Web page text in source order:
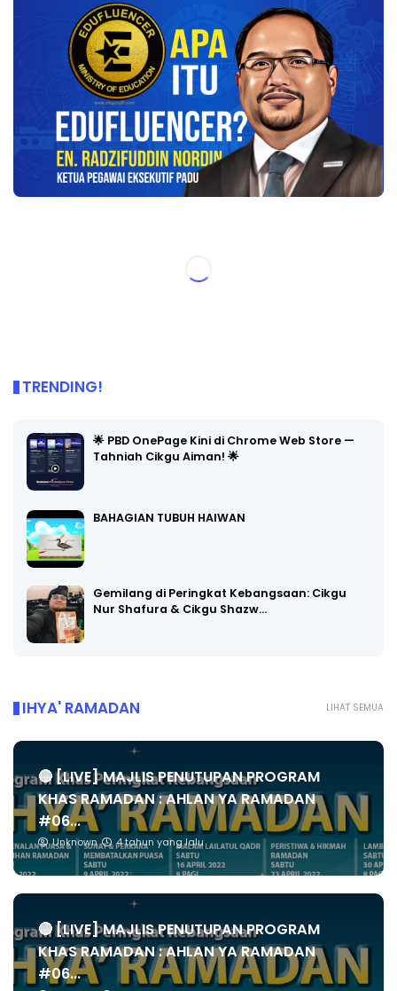
TRENDING!
🌟 PBD OnePage Kini di Chrome Web Store —
Tahniah Cikgu Aiman! 🌟
BAHAGIAN TUBUH HAIWAN
Gemilang di Peringkat Kebangsaan: Cikgu
Nur Shafura & Cikgu Shazw…
LIHAT SEMUA
IHYA' RAMADAN
🔴 [LIVE] MAJLIS PENUTUPAN PROGRAM
KHAS RAMADAN : AHLAN YA RAMADAN
#06...
Unknown 4 tahun yang lalu
🔴 [LIVE] MAJLIS PENUTUPAN PROGRAM
KHAS RAMADAN : AHLAN YA RAMADAN
#06...